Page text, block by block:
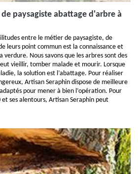
paysagiste abattage d'arbre à
entre le métier de paysagiste, de
leurs point commun est la connaissance et
verdure. Nous savons que les arbres sont des
vieillir, tomber malade et mourir. Lorsque
la solution est l’abattage. Pour réaliser
Artisan Seraphin dispose de meilleure
pour mener à bien l’opération. Pour
et ses alentours, Artisan Seraphin peut